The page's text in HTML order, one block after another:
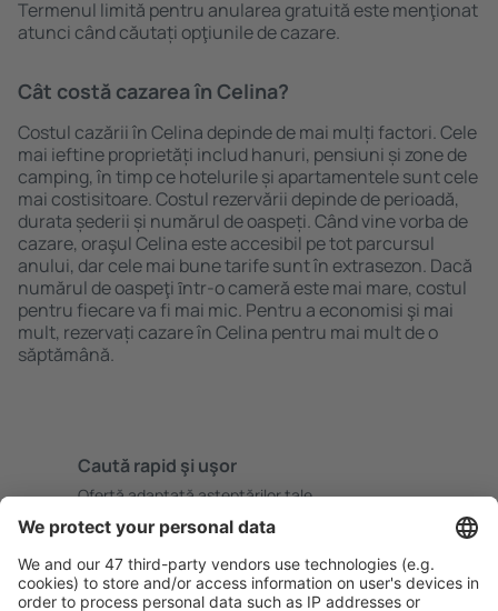
Termenul limită pentru anularea gratuită este menţionat
atunci când căutați opţiunile de cazare.
Cât costă cazarea în Celina?
Costul cazării în Celina depinde de mai mulți factori. Cele
mai ieftine proprietăți includ hanuri, pensiuni și zone de
camping, în timp ce hotelurile și apartamentele sunt cele
mai costisitoare. Costul rezervării depinde de perioadă,
durata șederii și numărul de oaspeți. Când vine vorba de
cazare, oraşul Celina este accesibil pe tot parcursul
anului, dar cele mai bune tarife sunt în extrasezon. Dacă
numărul de oaspeţi ȋntr-o cameră este mai mare, costul
pentru fiecare va fi mai mic. Pentru a economisi şi mai
mult, rezervați cazare în Celina pentru mai mult de o
săptămână.
Caută rapid şi uşor
Ofertă adaptată aşteptărilor tale.
Planifică ȋn siguranţă
Rezervare fără griji cu opțiune gratuită de anulare.